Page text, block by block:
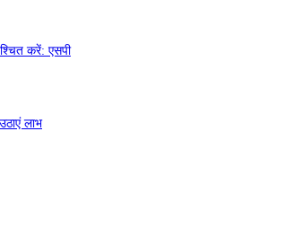
करें: एसपी
लाभ